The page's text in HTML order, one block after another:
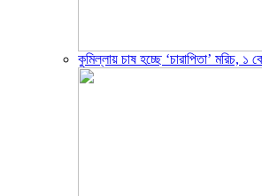
কুমিল্লায় চাষ হচ্ছে ‘চারাপিতা’ মরিচ, ১